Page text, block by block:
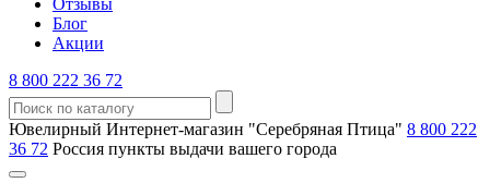
Отзывы
Блог
Акции
8 800 222 36 72
Ювелирный Интернет-магазин "Серебряная Птица" 8 800 222
36 72 Россия пункты выдачи вашего города